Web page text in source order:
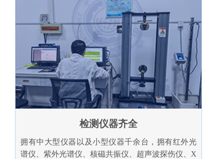
检测仪器齐全
拥有中大型仪器以及小型仪器千余台，拥有红外光
谱仪、紫外光谱仪、核磁共振仪、超声波探伤仪、X